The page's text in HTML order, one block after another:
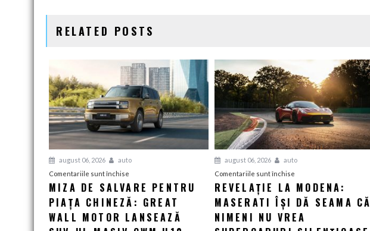
RELATED POSTS
august 06, 2026
auto
Comentariile sunt închise
Miza
de
salvare
MIZA DE SALVARE PENTRU
PIAȚA CHINEZĂ: GREAT
WALL MOTOR LANSEAZĂ
august 06, 2026
auto
Comentariile sunt închisepentru
Revelație
la
Modena:
REVELAȚIE LA MODENA:
MASERATI ÎȘI DĂ SEAMA CĂ
NIMENI NU VREA